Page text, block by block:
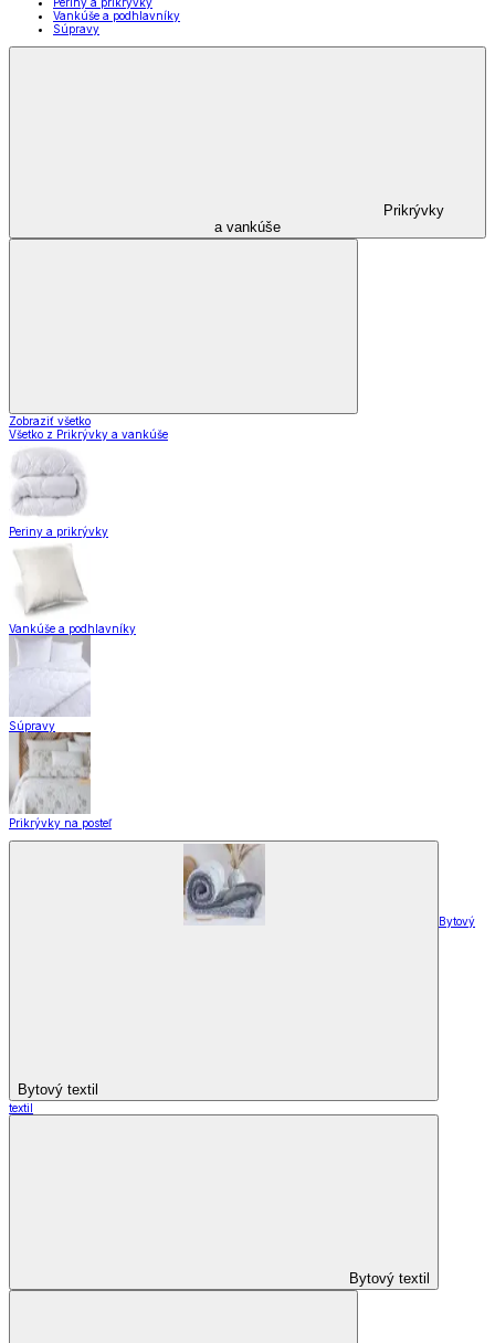
Vankúše a podhlavníky
Súpravy
Prikrývky
a vankúše
Zobraziť všetko
Všetko z Prikrývky a vankúše
Periny a prikrývky
Vankúše a podhlavníky
Súpravy
Prikrývky na posteľ
Bytový textil
Bytový
textil
Bytový textil